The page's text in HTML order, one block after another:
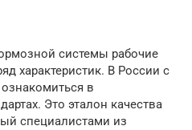
системы рабочие
характеристик. В России с
в
Это эталон качества
специалистами из